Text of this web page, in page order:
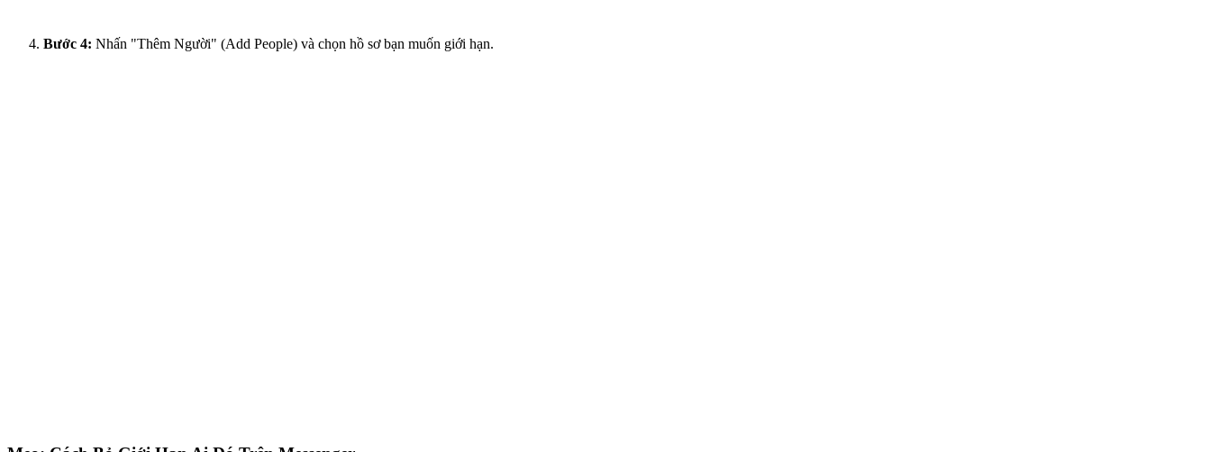
Bước 4: Nhấn "Thêm Người" (Add People) và chọn hồ sơ bạn muốn giới hạn.